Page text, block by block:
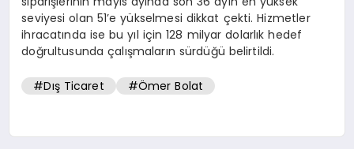
seviyesi olan 51’e yükselmesi dikkat çekti. Hizmetler
ihracatında ise bu yıl için 128 milyar dolarlık hedef
doğrultusunda çalışmaların sürdüğü belirtildi.
#Dış Ticaret #Ömer Bolat